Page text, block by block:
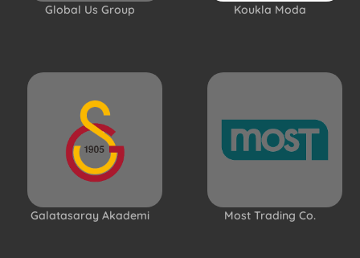
Global Us Group Koukla Moda
Galatasaray Akademi Most Trading Co.